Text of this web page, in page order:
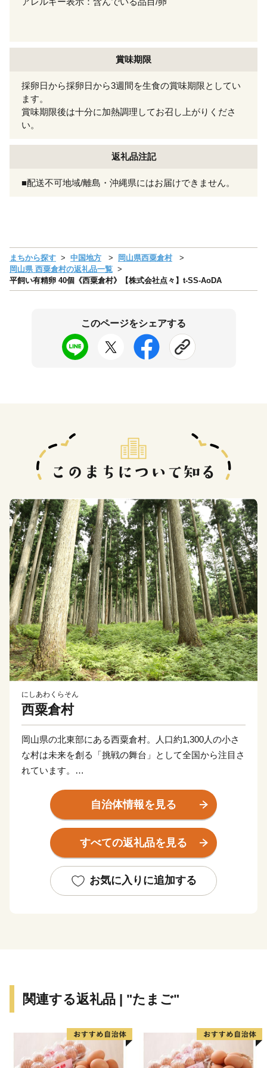
賞味期限
採卵日から採卵日から3週間を生食の賞味期限としてい
ます。
賞味期限後は十分に加熱調理してお召し上がりくださ
い。
返礼品注記
■配送不可地域/離島・沖縄県にはお届けできません。
まちから探す 中国地方
岡山県西粟倉村
岡山県 西粟倉村の返礼品一覧
平飼い有精卵 40個《西粟倉村》【株式会社点々】t-SS-AoDA
このページをシェアする
にしあわくらそん
西粟倉村
岡山県の北東部にある西粟倉村。人口約1,300人の小さ
な村は未来を創る「挑戦の舞台」として全国から注目さ
れています。
百年の森林構想に基づく全国でも注目されている林業と
多くの移住者や起業家が「ローカルベンチャーの聖地」
と呼ばれる土壌を育み、木工、農業、ジビエなど多様な
分野で新しい価値を生み出しています。
ちの情熱が詰まっています。
自治体情報を見る
すべての返礼品を見る
お気に入りに追加する
関連する返礼品 | "たまご"